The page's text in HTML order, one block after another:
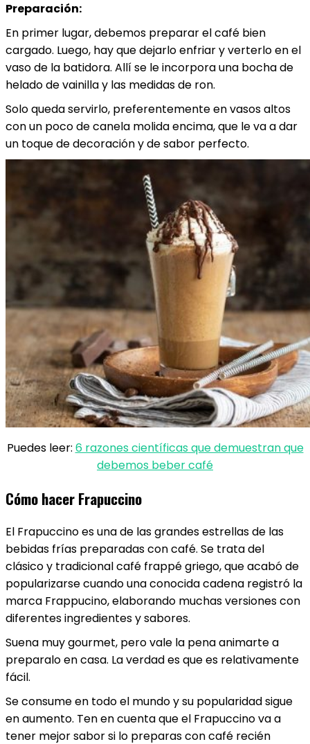
Preparación:
En primer lugar, debemos preparar el café bien
cargado. Luego, hay que dejarlo enfriar y verterlo en el
vaso de la batidora. Allí se le incorpora una bocha de
helado de vainilla y las medidas de ron.
Solo queda servirlo, preferentemente en vasos altos
con un poco de canela molida encima, que le va a dar
un toque de decoración y de sabor perfecto.
Puedes leer: 6 razones científicas que demuestran que
debemos beber café
Cómo hacer Frapuccino
El Frapuccino es una de las grandes estrellas de las
bebidas frías preparadas con café. Se trata del
clásico y tradicional café frappé griego, que acabó de
popularizarse cuando una conocida cadena registró la
marca Frappucino, elaborando muchas versiones con
diferentes ingredientes y sabores.
Suena muy gourmet, pero vale la pena animarte a
preparalo en casa. La verdad es que es relativamente
fácil.
Se consume en todo el mundo y su popularidad sigue
en aumento. Ten en cuenta que el Frapuccino va a
tener mejor sabor si lo preparas con café recién